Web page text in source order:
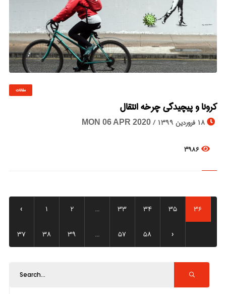
مقالات
کرونا و پیچیدگی چرخه انتقال
18 فروردین 1399 / MON 06 APR 2020
3986
‹ 1 2 ... 33 34 35 36
37 38 39 ... 57 58 ›